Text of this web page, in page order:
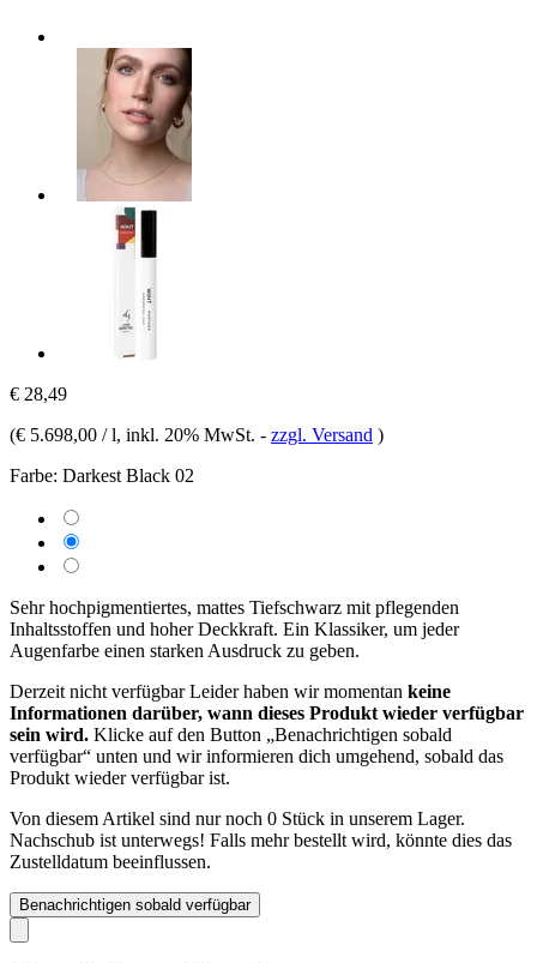
€ 28,49
(€ 5.698,00 / l, inkl. 20% MwSt. - zzgl. Versand )
Farbe: Darkest Black 02
Sehr hochpigmentiertes, mattes Tiefschwarz mit pflegenden
Inhaltsstoffen und hoher Deckkraft. Ein Klassiker, um jeder
Augenfarbe einen starken Ausdruck zu geben.
Derzeit nicht verfügbarLeider haben wir momentan keine
Informationen darüber, wann dieses Produkt wieder verfügbar
sein wird. Klicke auf den Button „Benachrichtigen sobald
verfügbar“ unten und wir informieren dich umgehend, sobald das
Produkt wieder verfügbar ist.
Von diesem Artikel sind nur noch 0 Stück in unserem Lager.
Nachschub ist unterwegs! Falls mehr bestellt wird, könnte dies das
Zustelldatum beeinflussen.
Benachrichtigen sobald verfügbar